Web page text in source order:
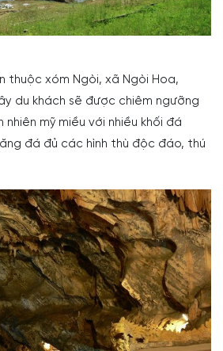
thuộc xóm Ngòi, xã Ngòi Hoa,
du khách sẽ được chiêm ngưỡng
mỹ miều với nhiều khối đá
đá đủ các hình thù độc đáo, thú